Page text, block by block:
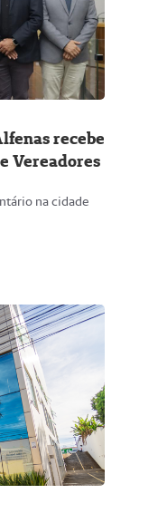
recebe
Vereadores
na cidade